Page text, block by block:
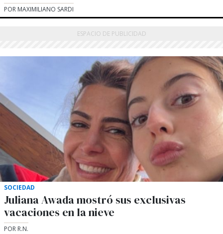
POR MAXIMILIANO SARDI
SOCIEDAD
Juliana Awada mostró sus exclusivas
vacaciones en la nieve
POR R.N.